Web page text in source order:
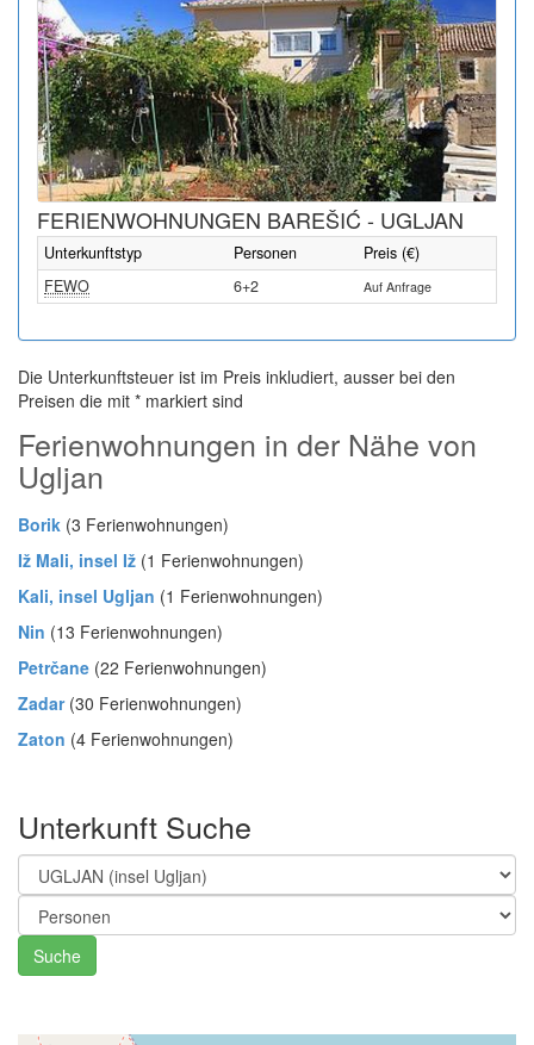
FERIENWOHNUNGEN BAREŠIĆ - UGLJAN
Unterkunftstyp Personen
Preis (€)
FEWO
6+2 Auf Anfrage
Die Unterkunftsteuer ist im Preis inkludiert, ausser bei den
Preisen die mit * markiert sind
Ferienwohnungen in der Nähe von
Ugljan
Borik (3 Ferienwohnungen)
Iž Mali, insel Iž (1 Ferienwohnungen)
Kali, insel Ugljan (1 Ferienwohnungen)
Nin (13 Ferienwohnungen)
Petrčane (22 Ferienwohnungen)
Zadar(30 Ferienwohnungen)
Zaton (4 Ferienwohnungen)
Unterkunft Suche
Suche